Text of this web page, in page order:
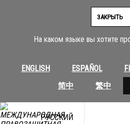
На каком языке вы хотите
ENGLISH ESPAÑOL
简中
繁中
ЗАКРЫТЬ
РУССКИЙ